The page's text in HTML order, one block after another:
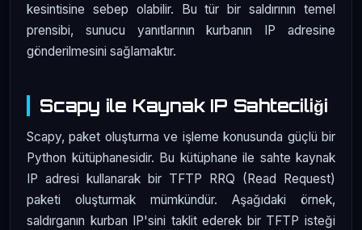
kesintisine sebep olabilir. Bu tür bir saldırının temel
prensibi, sunucu yanıtlarının kurbanın IP adresine
gönderilmesini sağlamaktır.
Scapy ile Kaynak IP Sahteciliği
Scapy, paket oluşturma ve işleme konusunda güçlü bir
Python kütüphanesidir. Bu kütüphane ile sahte kaynak
IP adresi kullanarak bir TFTP RRQ (Read Request)
paketi oluşturmak mümkündür. Aşağıdaki örnek,
saldırganın kurban IP'sini taklit ederek bir TFTP isteği